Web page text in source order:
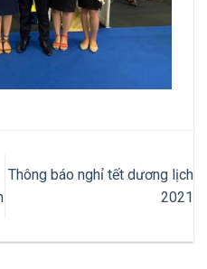
Thông báo nghỉ tết dương lịch
2021